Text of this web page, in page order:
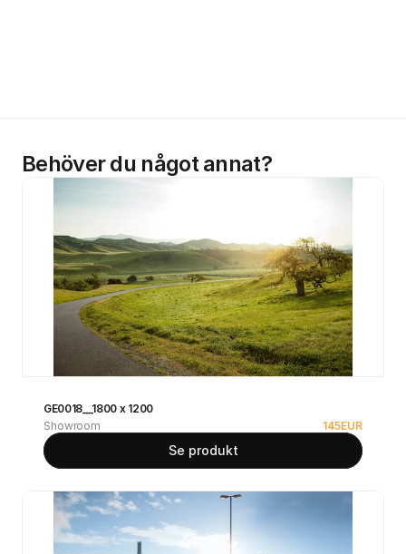
Behöver du något annat?
GE0018__1800 x 1200
Showroom
145EUR
Se produkt